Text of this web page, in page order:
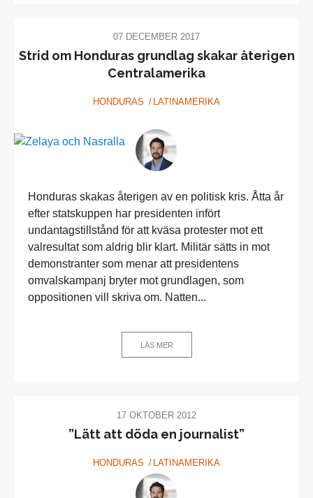
07 DECEMBER 2017
Strid om Honduras grundlag skakar återigen
Centralamerika
HONDURAS LATINAMERIKA
Honduras skakas återigen av en politisk kris. Åtta år
efter statskuppen har presidenten infört
undantagstillstånd för att kväsa protester mot ett
valresultat som aldrig blir klart. Militär sätts in mot
demonstranter som menar att presidentens
omvalskampanj bryter mot grundlagen, som
oppositionen vill skriva om. Natten...
LÄS MER
17 OKTOBER 2012
”Lätt att döda en journalist”
HONDURAS LATINAMERIKA